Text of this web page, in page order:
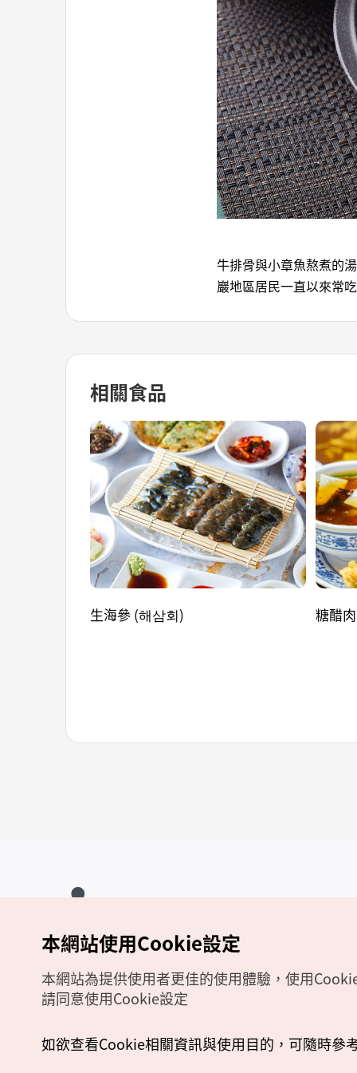
牛排骨與小章魚熬煮的
巖地區居民一直以來常
相關食品
生海參 (해삼회) 糖醋
Copyrights (c) 韓國觀光公社版權所有
如有相關疑問或建議，歡迎來信至官方信箱
本網站使用Cookie設定
本網站為提供使用者更佳的使用體驗，使用
請同意使用Cookie設定
如欲查看Cookie相關資訊與使用目的，可隨時參